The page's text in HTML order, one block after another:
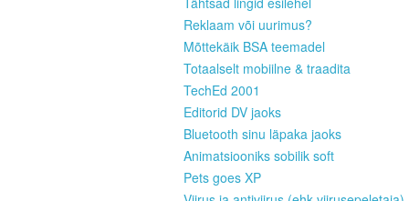
Reklaam või uurimus?
Mõttekäik BSA teemadel
Totaalselt mobiilne & traadita
TechEd 2001
Editorid DV jaoks
Bluetooth sinu läpaka jaoks
Animatsiooniks sobilik soft
Pets goes XP